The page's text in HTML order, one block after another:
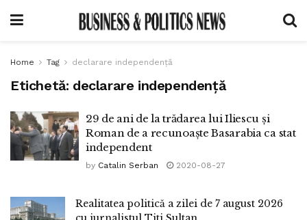
Home Tag declarare independență
Etichetă: declarare independență
29 de ani de la trădarea lui Iliescu și
Roman de a recunoaște Basarabia ca stat
independent
by Catalin Serban 2020-08-27
Realitatea politică a zilei de 7 august 2026